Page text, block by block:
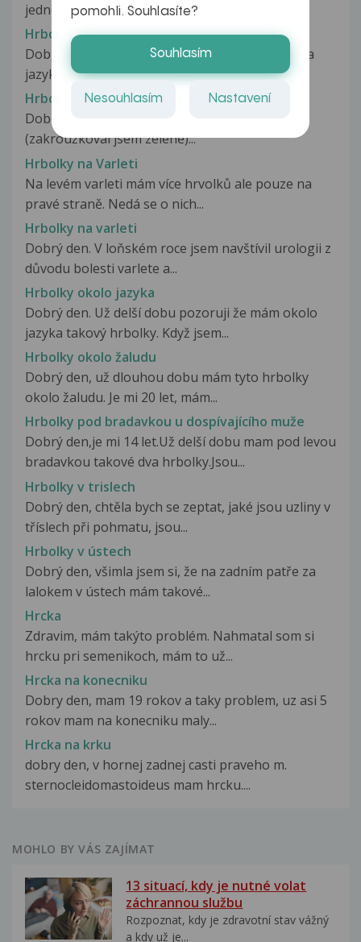
jedne strany jsem si nahmatala...
Hrbolky na jazyku
Dobrý den, je mi 17 let a mám už asi 3 měsíce na
jazyku takové červené malé...
Hrbolky na jazyku
Dobrý den. Rád bych se zeptal; Viz fotografie
(zakroužkoval jsem zeleně)...
Hrbolky na Varleti
Na levém varleti mám více hrvolků ale pouze na
pravé straně. Nedá se o nich...
Hrbolky na varleti
Dobrý den. V loňském roce jsem navštívil urologii z
důvodu bolesti varlete a...
Hrbolky okolo jazyka
Dobrý den. Už delší dobu pozoruji že mám okolo
jazyka takový hrbolky. Když jsem...
Hrbolky okolo žaludu
Dobrý den, už dlouhou dobu mám tyto hrbolky
okolo žaludu. Je mi 20 let, mám...
Hrbolky pod bradavkou u dospívajícího muže
Dobrý den,je mi 14 let.Už delší dobu mam pod levou
bradavkou takové dva hrbolky.Jsou...
Hrbolky v trislech
Dobrý den, chtěla bych se zeptat, jaké jsou uzliny v
tříslech při pohmatu, jsou...
Hrbolky v ústech
Dobrý den, všimla jsem si, že na zadním patře za
lalokem v ústech mám takové...
Hrcka
Zdravim, mám takýto problém. Nahmatal som si
hrcku pri semenikoch, mám to už...
Hrcka na konecniku
Dobry den, mam 19 rokov a taky problem, uz asi 5
rokov mam na konecniku maly...
Hrcka na krku
dobry den, v hornej zadnej casti praveho m.
sternocleidomastoideus mam hrcku....
MOHLO BY VÁS ZAJÍMAT
13 situací, kdy je nutné volat
záchrannou službu
Rozpoznat, kdy je zdravotní stav vážný
a kdy už je...
pomohli. Souhlasíte?
Souhlasím
Nesouhlasím Nastavení